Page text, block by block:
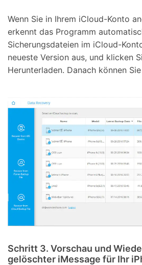
Wenn Sie in Ihrem iCloud-Konto
erkennt das Programm
Sicherungsdateien im iCloud-
neueste Version aus, und klicken
Herunterladen. Danach können
Schritt 3. Vorschau und
gelöschter iMessage für Ihr